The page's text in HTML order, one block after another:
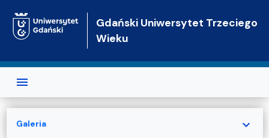
Gdański Uniwersytet Trzeciego
Wieku
Galeria expand_more